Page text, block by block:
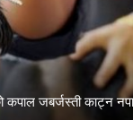
कपाल जबर्जस्ती काट्न